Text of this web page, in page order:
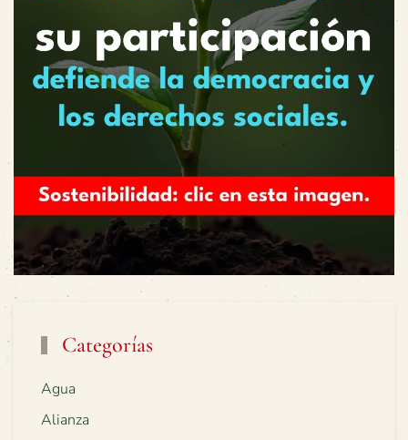
Categorías
Agua
Alianza